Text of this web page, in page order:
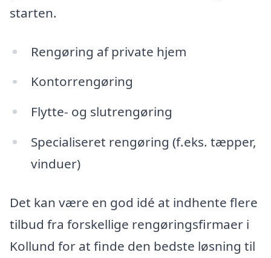
starten.
Rengøring af private hjem
Kontorrengøring
Flytte- og slutrengøring
Specialiseret rengøring (f.eks. tæpper,
vinduer)
Det kan være en god idé at indhente flere
tilbud fra forskellige rengøringsfirmaer i
Kollund for at finde den bedste løsning til